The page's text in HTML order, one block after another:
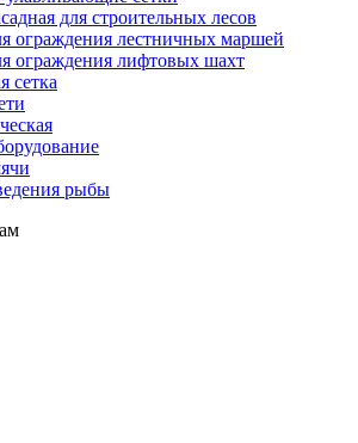
для строительных лесов
ограждения лестничных маршей
ограждения лифтовых шахт
сетка
рыбы